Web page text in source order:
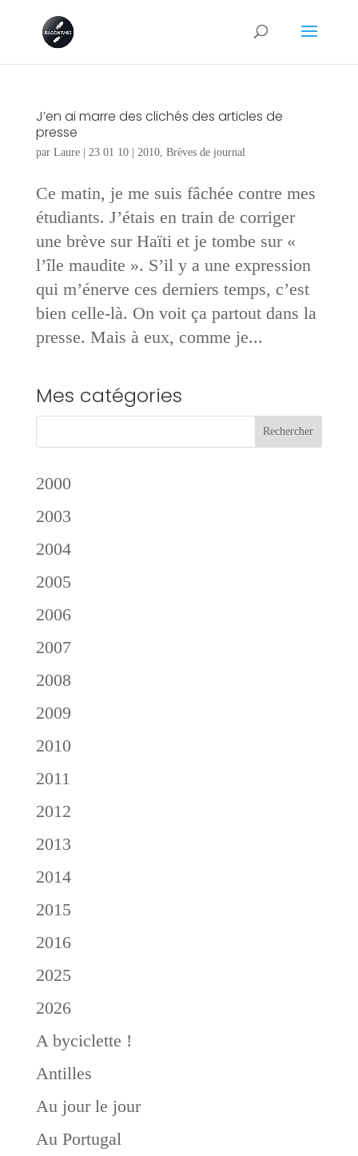
J’en ai marre des clichés des articles de
presse
par Laure| 23 01 10| 2010, Brèves de journal
Ce matin, je me suis fâchée contre mes
étudiants. J’étais en train de corriger
une brève sur Haïti et je tombe sur «
l’île maudite ». S’il y a une expression
qui m’énerve ces derniers temps, c’est
bien celle-là. On voit ça partout dans la
presse. Mais à eux, comme je...
Mes catégories
2000
2003
2004
2005
2006
2007
2008
2009
2010
2011
2012
2013
2014
2015
2016
2025
2026
A byciclette !
Antilles
Au jour le jour
Au Portugal